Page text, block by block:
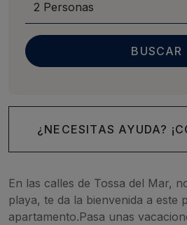
¿NECESITAS AYUDA?
En las calles de Tossa del Mar,
playa, te da la bienvenida a este
apartamento.Pasa unas